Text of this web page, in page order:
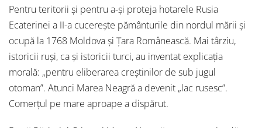
Pentru teritorii și pentru a-și proteja hotarele Rusia
Ecaterinei a II-a cucerește pământurile din nordul mării și
ocupă la 1768 Moldova și Țara Românească. Mai târziu,
istoricii ruși, ca și istoricii turci, au inventat explicația
morală: „pentru eliberarea creștinilor de sub jugul
otoman”. Atunci Marea Neagră a devenit „lac rusesc”.
Comerțul pe mare aproape a dispărut.